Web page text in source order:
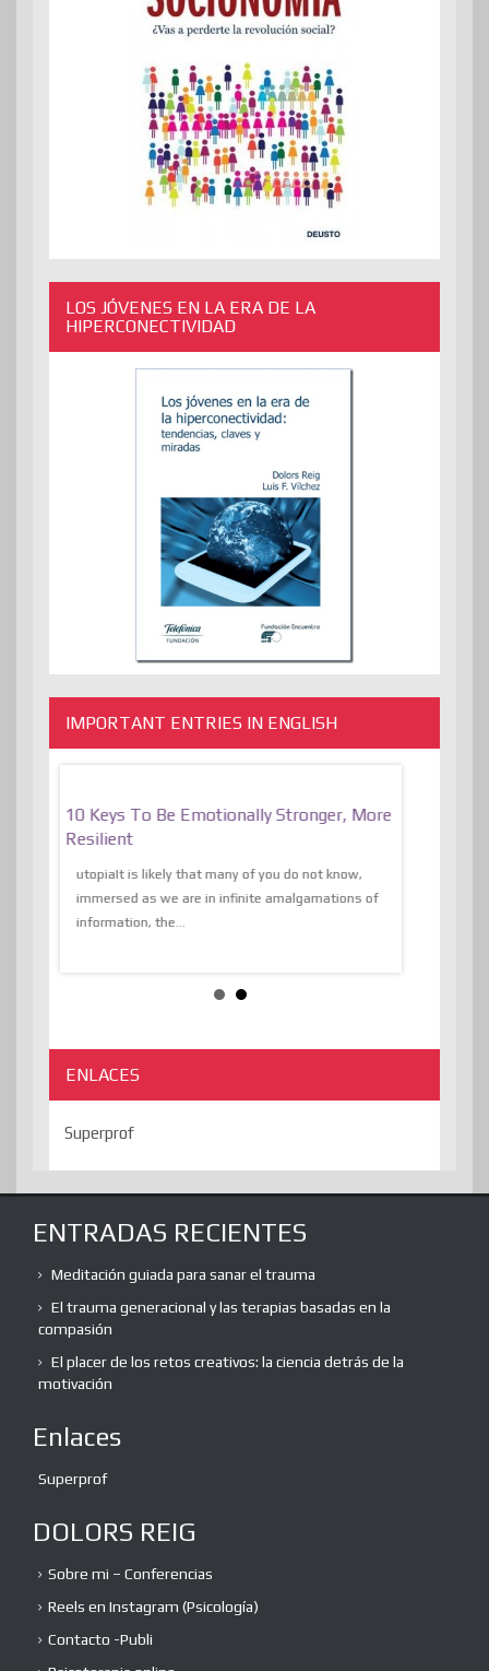
LOS JÓVENES EN LA ERA DE LA
HIPERCONECTIVIDAD
IMPORTANT ENTRIES IN ENGLISH
10 Keys To Be Emotionally Stronger, More
Resilient
utopiaIt is likely that many of you do not know,
immersed as we are in infinite amalgamations of
information, the...
ENLACES
Superprof
ENTRADAS RECIENTES
Meditación guiada para sanar el trauma
El trauma generacional y las terapias basadas en la
compasión
El placer de los retos creativos: la ciencia detrás de la
motivación
Enlaces
Superprof
DOLORS REIG
Sobre mi – Conferencias
Reels en Instagram (Psicología)
Contacto -Publi